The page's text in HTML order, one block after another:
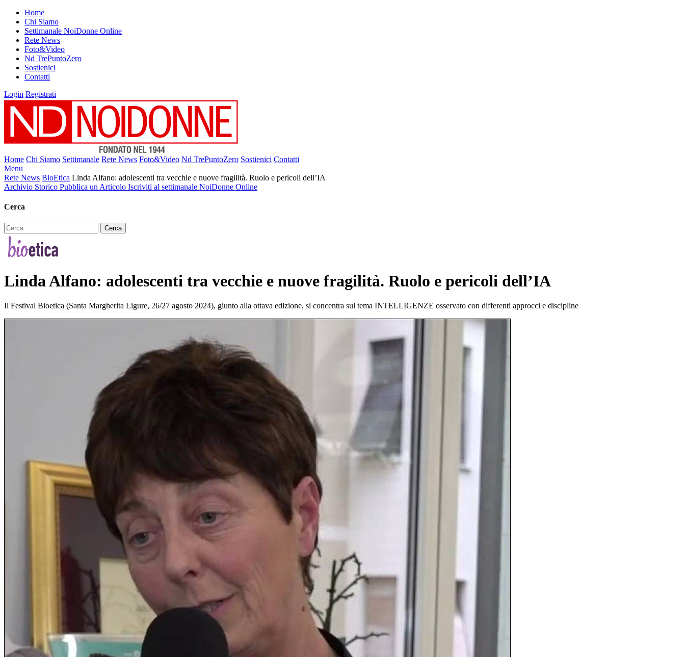
Home
Chi Siamo
Settimanale NoiDonne Online
Rete News
Foto&Video
Nd TrePuntoZero
Sostienici
Contatti
Login Registrati
Home Chi Siamo Settimanale Rete News Foto&Video Nd TrePuntoZero Sostienici Contatti
Menu
Rete News BioEtica Linda Alfano: adolescenti tra vecchie e nuove fragilità. Ruolo e pericoli dell’IA
Archivio Storico Pubblica un Articolo Iscriviti al settimanale NoiDonne Online
Cerca
Linda Alfano: adolescenti tra vecchie e nuove fragilità. Ruolo e pericoli dell’IA
Il Festival Bioetica (Santa Margherita Ligure, 26/27 agosto 2024), giunto alla ottava edizione, si concentra sul tema INTELLIGENZE osservato con differenti approcci e discipline